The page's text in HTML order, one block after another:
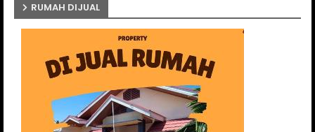
RUMAH DIJUAL